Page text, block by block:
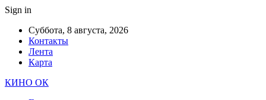
Sign in
Суббота, 8 августа, 2026
Контакты
Лента
Карта
КИНО ОК